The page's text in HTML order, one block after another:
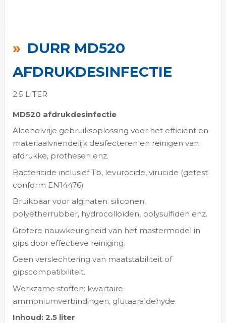
DURR MD520
AFDRUKDESINFECTIE
2.5 LITER
MD520 afdrukdesinfectie
Alcoholvrije gebruiksoplossing voor het efficiënt en
materiaalvriendelijk desifecteren en reinigen van
afdrukke, prothesen enz.
Bactericide inclusief Tb, levurocide, virucide (getest
conform EN14476)
Bruikbaar voor alginaten. siliconen,
polyetherrubber, hydrocolloïden, polysulfiden enz.
Grotere nauwkeurigheid van het mastermodel in
gips door effectieve reiniging.
Geen verslechtering van maatstabiliteit of
gipscompatibiliteit.
Werkzame stoffen: kwartaire
ammoniumverbindingen, glutaaraldehyde.
Inhoud: 2.5 liter
het
begin
van
de
gallerij